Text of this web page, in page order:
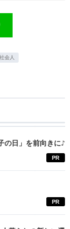
社会人
の日」を前向きに♪
PR
PR